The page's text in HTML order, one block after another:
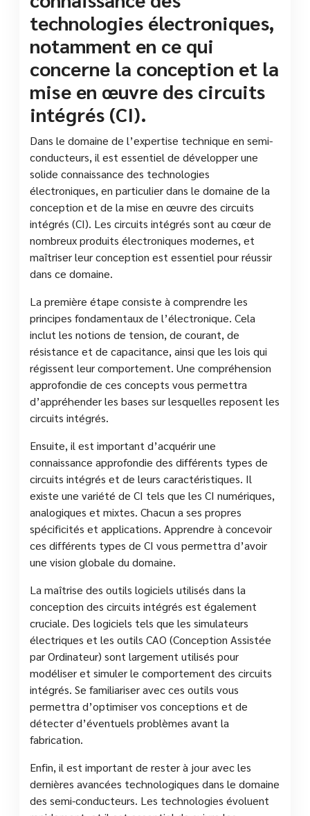
technologies électroniques,
notamment en ce qui
concerne la conception et la
mise en œuvre des circuits
intégrés (CI).
Dans le domaine de l’expertise technique en semi-
conducteurs, il est essentiel de développer une
solide connaissance des technologies
électroniques, en particulier dans le domaine de la
conception et de la mise en œuvre des circuits
intégrés (CI). Les circuits intégrés sont au cœur de
nombreux produits électroniques modernes, et
maîtriser leur conception est essentiel pour réussir
dans ce domaine.
La première étape consiste à comprendre les
principes fondamentaux de l’électronique. Cela
inclut les notions de tension, de courant, de
résistance et de capacitance, ainsi que les lois qui
régissent leur comportement. Une compréhension
approfondie de ces concepts vous permettra
d’appréhender les bases sur lesquelles reposent les
circuits intégrés.
Ensuite, il est important d’acquérir une
connaissance approfondie des différents types de
circuits intégrés et de leurs caractéristiques. Il
existe une variété de CI tels que les CI numériques,
analogiques et mixtes. Chacun a ses propres
spécificités et applications. Apprendre à concevoir
ces différents types de CI vous permettra d’avoir
une vision globale du domaine.
La maîtrise des outils logiciels utilisés dans la
conception des circuits intégrés est également
cruciale. Des logiciels tels que les simulateurs
électriques et les outils CAO (Conception Assistée
par Ordinateur) sont largement utilisés pour
modéliser et simuler le comportement des circuits
intégrés. Se familiariser avec ces outils vous
permettra d’optimiser vos conceptions et de
détecter d’éventuels problèmes avant la
fabrication.
Enfin, il est important de rester à jour avec les
dernières avancées technologiques dans le domaine
des semi-conducteurs. Les technologies évoluent